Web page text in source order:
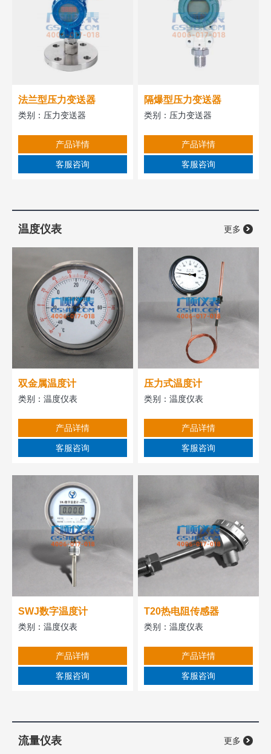
法兰型压力变送器
类别： 压力变送器
产品详情
客服咨询
隔爆型压力变送器
类别： 压力变送器
产品详情
客服咨询
温度仪表 更多
双金属温度计
类别： 温度仪表
产品详情
客服咨询
压力式温度计
类别：温度仪表
产品详情
客服咨询
SWJ数字温度计
类别： 温度仪表
产品详情
客服咨询
T20热电阻传感器
类别：温度仪表
产品详情
客服咨询
流量仪表 更多